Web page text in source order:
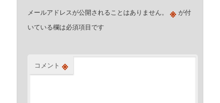
メールアドレスが公開されることはありません。 ※ が付
いている欄は必須項目です
コメント ※